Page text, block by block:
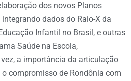
dos novos Planos
dados do Raio-X da
Infantil no Brasil, e outras
Saúde na Escola,
a importância da articulação
compromisso de Rondônia com